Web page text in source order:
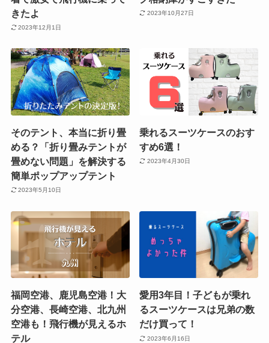
きたよ
2023年12月1日
2023年10月27日
そのテント、本当に折り畳
める？「折り畳みテントが
畳めない問題」を解決する
簡単ポップアップテント
2023年5月10日
乗れるスーツケースのおす
すめ6選！
2023年4月30日
福岡空港、鹿児島空港！大
分空港、長崎空港、北九州
空港も！飛行機が見えるホ
テル
愛用3年目！子どもが乗れ
るスーツケースは兄弟の数
だけ買って！
2023年6月16日